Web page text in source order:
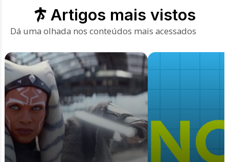
Artigos mais vistos
Dá uma olhada nos conteúdos mais acessados